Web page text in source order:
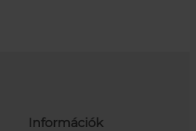
Információk